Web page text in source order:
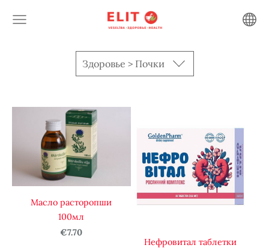
Здоровье > Почки
Масло расторопши
100мл
€7.70
Нефровитал таблетки